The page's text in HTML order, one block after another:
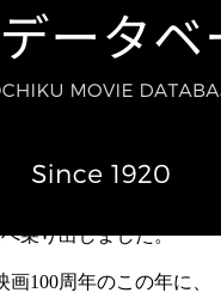
乗り出しました。
100周年のこの年に、